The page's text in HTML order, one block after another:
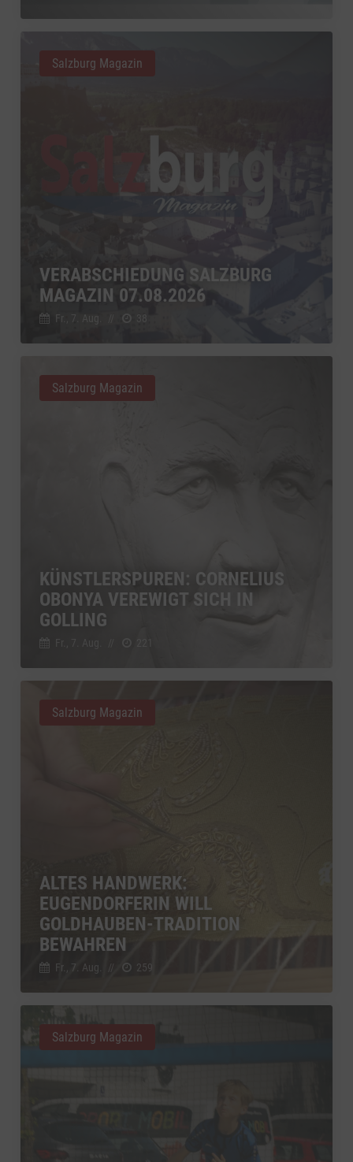
VERABSCHIEDUNG SALZBURG
MAGAZIN 07.08.2026
Fr., 7. Aug. 38
Salzburg Magazin
KÜNSTLERSPUREN: CORNELIUS
OBONYA VEREWIGT SICH IN
GOLLING
Fr., 7. Aug.
Salzburg Magazin
ALTES HANDWERK:
EUGENDORFERIN WILL
GOLDHAUBEN-TRADITION
BEWAHREN
Fr., 7. Aug. // 259
Salzburg Magazin
Salzburg Magazin